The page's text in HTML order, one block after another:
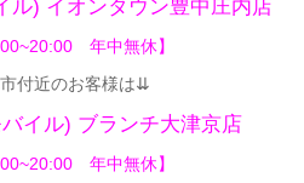
ル) イオンタウン豊中庄内店
年中無休】
付近のお客様は⇊
イル) ブランチ大津京店
年中無休】